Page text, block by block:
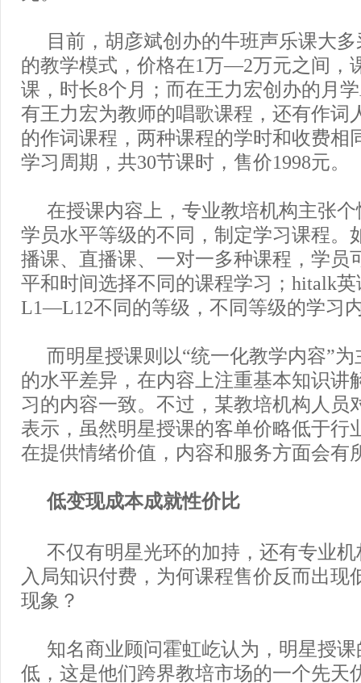
目前，胡彦斌创办的牛班声乐课大多
的教学模式，价格在1万—2万元之间，
课，时长8个月；而在王力宏创办的月
有王力宏为教师的唱歌课程，还有作词
的作词课程，两种课程的学时和收费相
学习周期，共30节课时，售价1998元。
在授课内容上，专业教培机构主张
学员水平等级的不同，制定学习课程。
播课、直播课、一对一多种课程，学员
平和时间选择不同的课程学习；hitalk
L1—L12不同的等级，不同等级的学习
而明星授课则以“统一化教学内容”
的水平差异，在内容上注重基本知识讲
习的内容一致。不过，某教培机构人员
表示，虽然明星授课的客单价略低于行
在提供情绪价值，内容和服务方面会有
低变现成本成就性价比
不仅有明星光环的加持，还有专业
入局知识付费，为何课程售价反而出现
现象？
知名商业顾问霍虹屹认为，明星授
低，这是他们跨界教培市场的一个先天